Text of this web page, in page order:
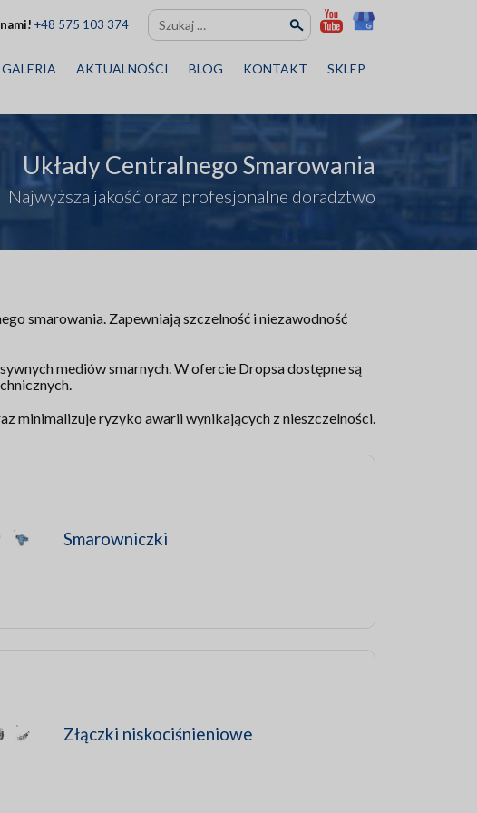
GALERIA AKTUALNOŚCI BLOG KONTAKT SKLEP
+48 575 103 374 Szukaj:
Układy Centralnego Smarowania
Najwyższa jakość oraz profesjonalne doradztwo
smarowania. Zapewniają szczelność i niezawodność
mediów smarnych. W ofercie Dropsa dostępne są
minimalizuje ryzyko awarii wynikających z nieszczelności.
Smarowniczki
Złączki niskociśnieniowe